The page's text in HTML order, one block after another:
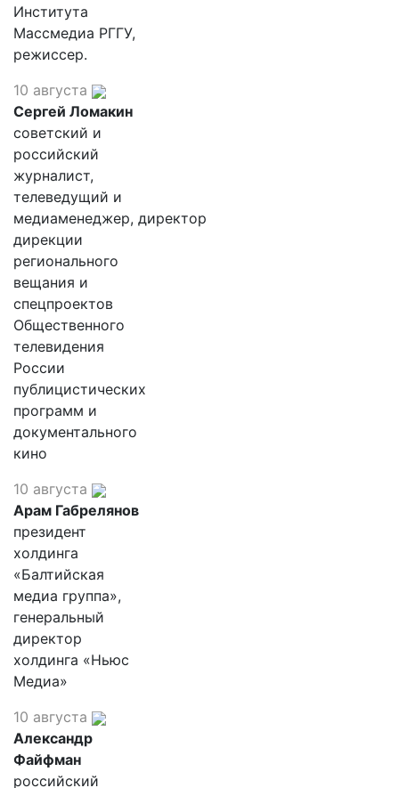
Института
Массмедиа РГГУ,
режиссер.
10 августа
Сергей Ломакин
советский и
российский
журналист,
телеведущий и
медиаменеджер, директор
дирекции
регионального
вещания и
спецпроектов
Общественного
телевидения
России
публицистических
программ и
документального
кино
10 августа
Арам Габрелянов
президент
холдинга
«Балтийская
медиа группа»,
генеральный
директор
холдинга «Ньюс
Медиа»
10 августа
Александр
Файфман
российский